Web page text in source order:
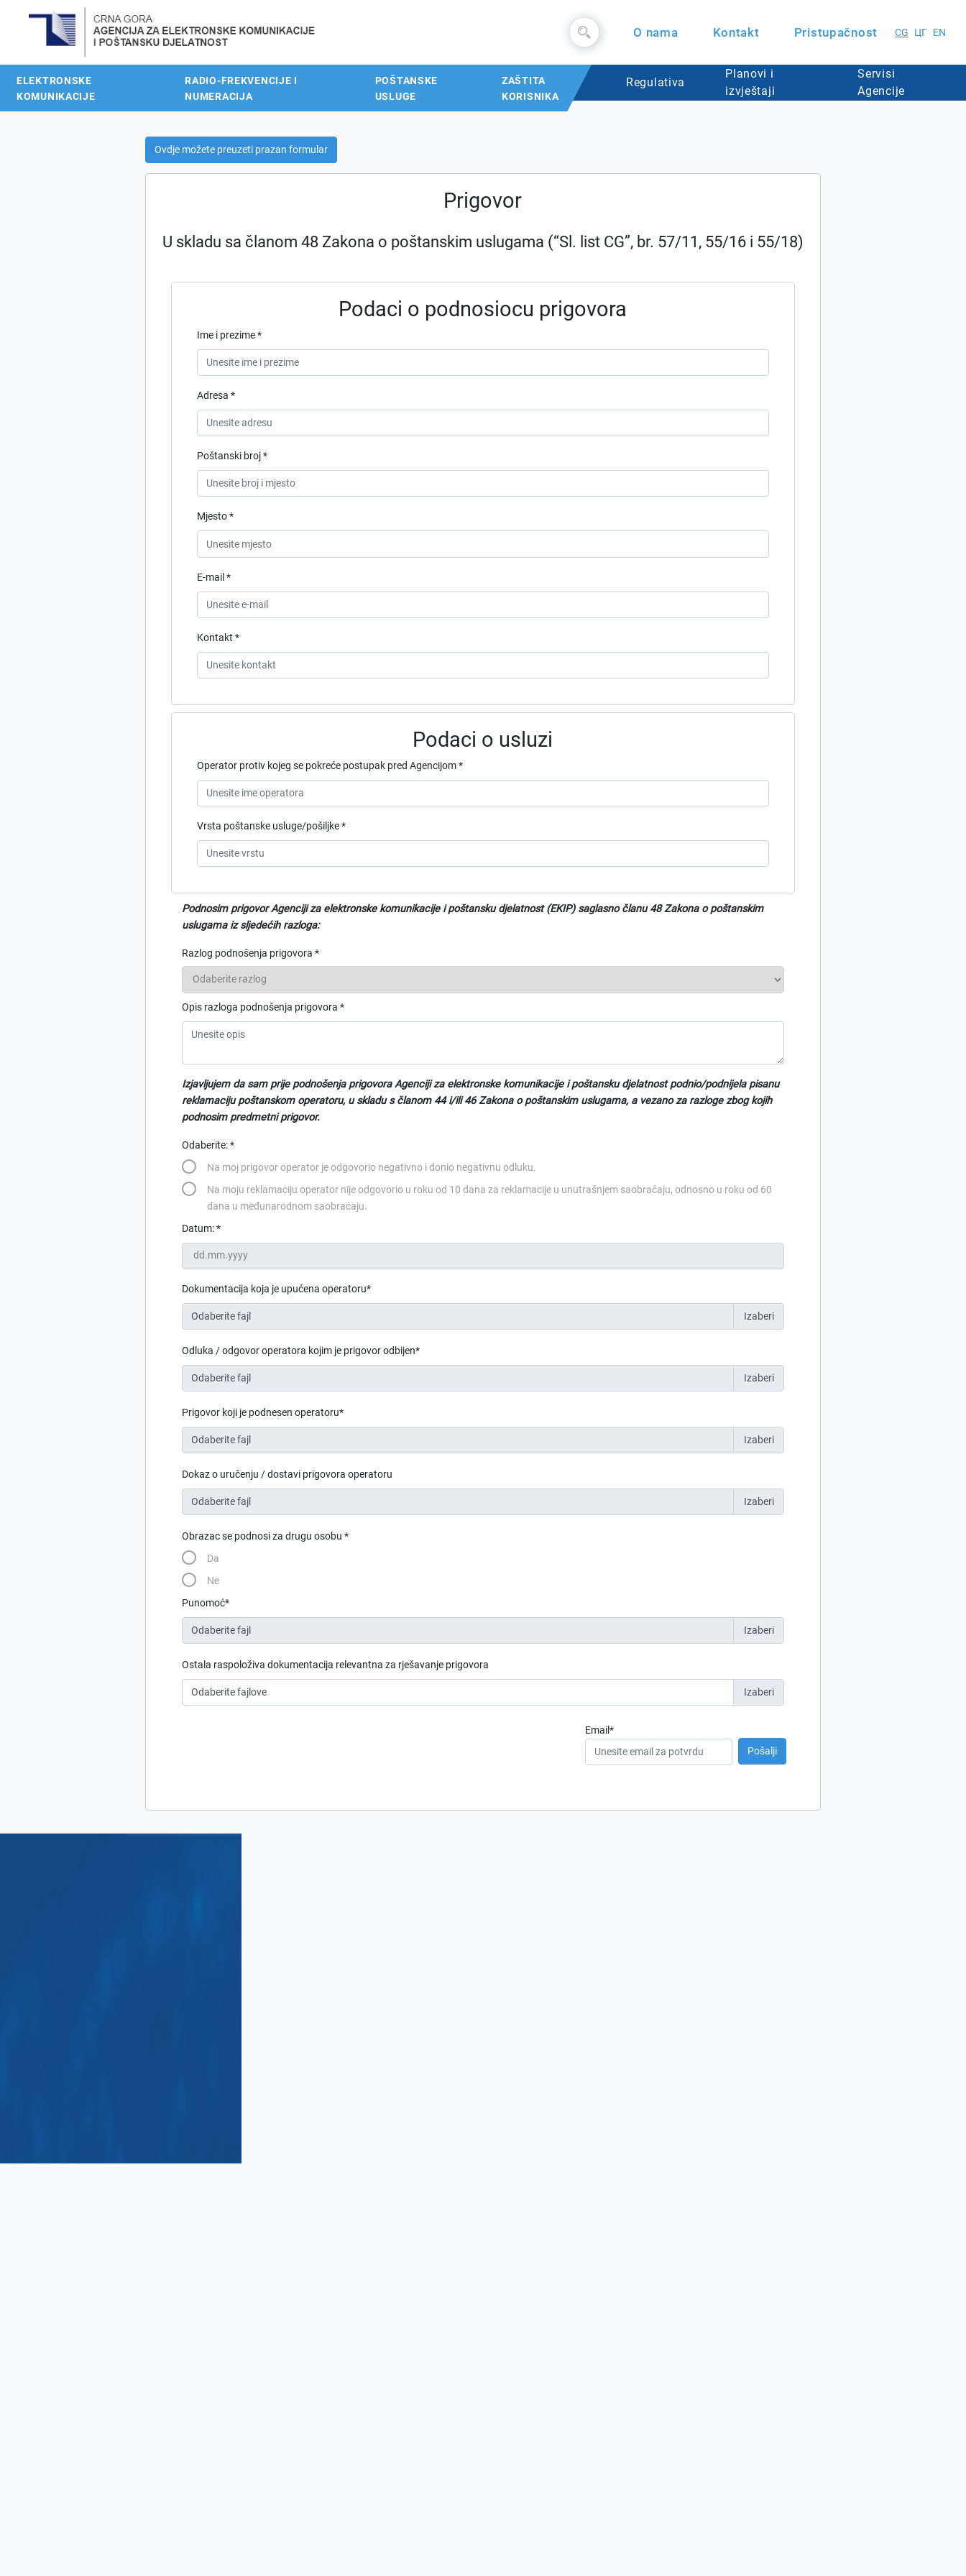
O nama Kontakt Pristupačnost CG ЦГ EN
ELEKTRONSKE
KOMUNIKACIJE
RADIO-FREKVENCIJE I
NUMERACIJA
POŠTANSKE
USLUGE
ZAŠTITA
KORISNIKA
Regulativa
Planovi i
izvještaji
Servisi
Agencije
Ovdje možete preuzeti prazan formular
Prigovor
U skladu sa članom 48 Zakona o poštanskim uslugama (“Sl. list CG”, br. 57/11, 55/16 i 55/18)
Podaci o podnosiocu prigovora
Ime i prezime *
Adresa *
Poštanski broj *
Mjesto *
E-mail *
Kontakt *
Podaci o usluzi
Operator protiv kojeg se pokreće postupak pred Agencijom *
Vrsta poštanske usluge/pošiljke *
Podnosim prigovor Agenciji za elektronske komunikacije i poštansku djelatnost (EKIP) saglasno članu 48 Zakona o poštanskim
uslugama iz sljedećih razloga:
Razlog podnošenja prigovora *
Opis razloga podnošenja prigovora *
Izjavljujem da sam prije podnošenja prigovora Agenciji za elektronske komunikacije i poštansku djelatnost podnio/podnijela pisanu
reklamaciju poštanskom operatoru, u skladu s članom 44 i/ili 46 Zakona o poštanskim uslugama, a vezano za razloge zbog kojih
podnosim predmetni prigovor.
Odaberite: *
Na moj prigovor operator je odgovorio negativno i donio negativnu odluku.
Na moju reklamaciju operator nije odgovorio u roku od 10 dana za reklamacije u unutrašnjem saobraćaju, odnosno u roku od 60
dana u međunarodnom saobraćaju.
Datum: *
Dokumentacija koja je upućena operatoru*
Izaberi
Odaberite fajl
Odluka / odgovor operatora kojim je prigovor odbijen*
Izaberi
Odaberite fajl
Prigovor koji je podnesen operatoru*
Izaberi
Odaberite fajl
Dokaz o uručenju / dostavi prigovora operatoru
Izaberi
Odaberite fajl
Obrazac se podnosi za drugu osobu *
Da
Ne
Punomoć*
Izaberi
Odaberite fajl
Ostala raspoloživa dokumentacija relevantna za rješavanje prigovora
Izaberi
Odaberite fajlove
Email*
Pošalji